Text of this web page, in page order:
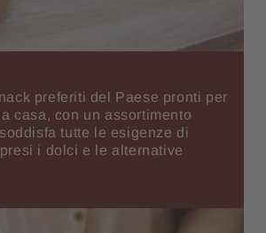
preferiti del Paese pronti per
casa, con un assortimento
tutte le esigenze di
i dolci e le alternative